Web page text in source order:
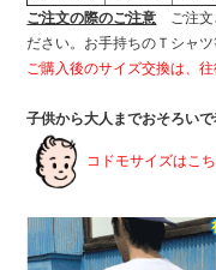
ご注文の際のご注意 ご注文
ださい。お手持ちのＴシャ
ご購入後のサイズ交換は、
子供から大人までおそろい
コドモサイズはこ